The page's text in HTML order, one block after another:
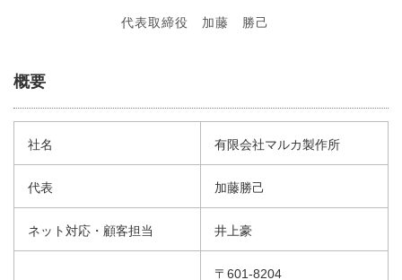
代表取締役 加藤 勝己
概要
社名 有限会社マルカ製作所
代表 加藤勝己
ネット対応・顧客担当 井上豪
〒601-8204